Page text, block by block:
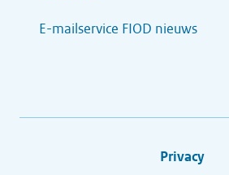
E-mailservice FIOD nieuws
Privacy